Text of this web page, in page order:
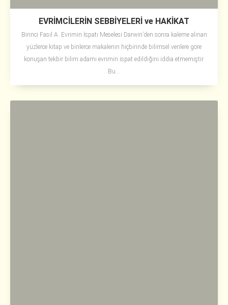
EVRİMCİLERİN SEBBİYELERİ ve HAKİKAT
Birinci Fasıl A. Evrimin İspatı Meselesi Darwin’den sonra kaleme alınan
yüzlerce kitap ve binlerce makalenin hiçbirinde bilimsel verilere göre
konuşan tekbir bilim adamı evrimin ispat edildiğini iddia etmemiştir.
Bu...